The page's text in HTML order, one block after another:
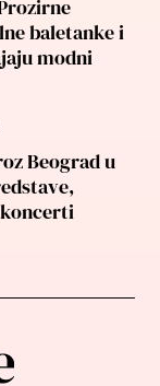
baletanke i
modni
Beograd u